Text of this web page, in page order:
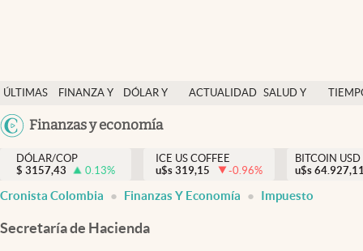
ÚLTIMAS
NOTICIAS
FINANZA Y
DÓLAR Y
ACTUALIDAD SALUD Y
México
USA
Finanzas y economía
Salud y nutrición
Vida espiritual
Actualidad
DÓLAR/COP
$ 3157,43 0.13%
ICE US COFFEE
u$s 319,15 -0.96%
BITCOIN USD
u$s
Cronista Colombia Finanzas Y Economía Impuesto
Secretaría de Hacienda